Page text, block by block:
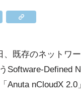
、既存のネットワ
Software-Defined
Anuta nCloudX